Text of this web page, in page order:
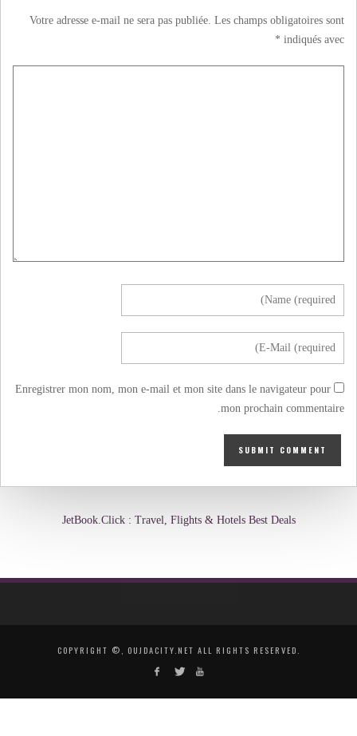
Votre adresse e-mail ne sera pas publiée. Les champs obligatoires sont
indiqués avec
*
Enregistrer mon nom, mon e-mail et mon site dans le navigateur pour
mon prochain commentaire.
JetBook.Click : Travel, Flights & Hotels Best Deals
COPYRIGHT ©, OUJDACITY.NET ALL RIGHTS RESERVED.